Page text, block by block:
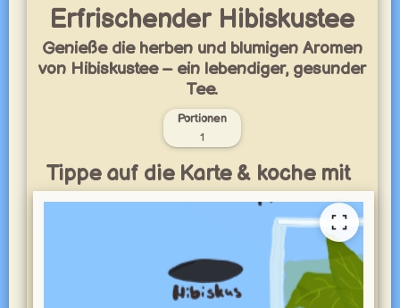
Erfrischender Hibiskustee
Genieße die herben und blumigen Aromen
von Hibiskustee – ein lebendiger, gesunder
Tee.
Portionen
1
Tippe auf die Karte & koche mit